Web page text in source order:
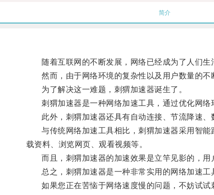
简介
随着互联网的不断发展，网络已经成为了人们生
然而，由于网络环境的复杂性以及用户数量的不
为了解决这一难题，刺猬加速器诞生了。
刺猬加速器是一种网络加速工具，通过优化网络
此外，刺猬加速器还具有自动连接、节流降速、
与传统网络加速工具相比，刺猬加速器采用智能
载资料、浏览网页、观看视频等。
而且，刺猬加速器的加速效果是立竿见影的，用
总之，刺猬加速器是一种非常实用的网络加速工
如果您正在苦恼于网络速度慢的问题，不妨试试